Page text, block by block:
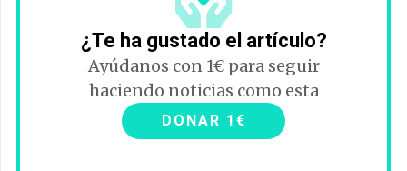
¿Te ha gustado el artículo?
Ayúdanos con 1€ para seguir
haciendo noticias como esta
DONAR 1€